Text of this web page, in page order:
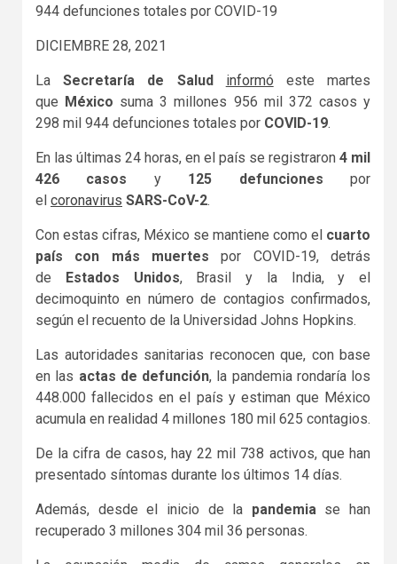
944 defunciones totales por COVID-19
DICIEMBRE 28, 2021
LaSecretaría de Salud informó este martes
que México suma 3 millones 956 mil 372 casos y
298 mil 944 defunciones totales por COVID-19.
En las últimas 24 horas, en el país se registraron 4 mil
426 casos y125 defunciones por
el coronavirus SARS-CoV-2.
Con estas cifras, México se mantiene como el cuarto
país con más muertes por COVID-19, detrás
de Estados Unidos, Brasil y la India, y el
decimoquinto en número de contagios confirmados,
según el recuento de la Universidad Johns Hopkins.
Las autoridades sanitarias reconocen que, con base
en las actas de defunción, la pandemia rondaría los
448.000 fallecidos en el país y estiman que México
acumula en realidad 4 millones 180 mil 625 contagios.
De la cifra de casos, hay 22 mil 738 activos, que han
presentado síntomas durante los últimos 14 días.
Además, desde el inicio de la pandemia se han
recuperado 3 millones 304 mil 36 personas.